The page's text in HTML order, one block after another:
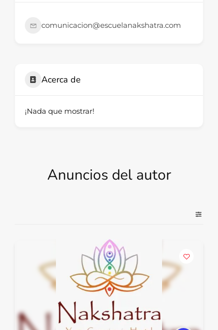
comunicacion@escuelanakshatra.com
Acerca de
¡Nada que mostrar!
Anuncios del autor